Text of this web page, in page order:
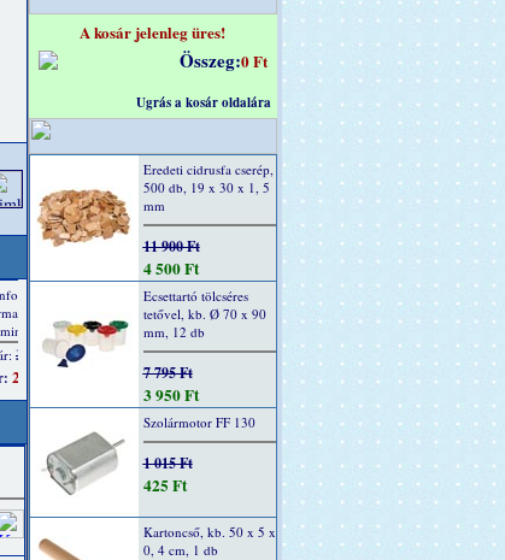
A kosár jelenleg üres!
Összeg:0 Ft
Ugrás a kosár oldalára
Eredeti cidrusfa cserép,
500 db, 19 x 30 x 1, 5
mm
11 900 Ft
4 500 Ft
Ecsettartó tölcséres
tetővel, kb. Ø 70 x 90
mm, 12 db
7 795 Ft
3 950 Ft
Szolármotor FF 130
1 015 Ft
425 Ft
Kartoncső, kb. 50 x 5 x
0, 4 cm, 1 db